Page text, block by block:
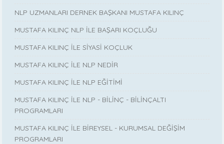
NLP UZMANLARI DERNEK BAŞKANI MUSTAFA KILINÇ
MUSTAFA KILINÇ NLP İLE BAŞARI KOÇLUĞU
MUSTAFA KILINÇ İLE SİYASİ KOÇLUK
MUSTAFA KILINÇ İLE NLP NEDİR
MUSTAFA KILINÇ İLE NLP EĞİTİMİ
MUSTAFA KILINÇ İLE NLP - BİLİNÇ - BİLİNÇALTI
PROGRAMLARI
MUSTAFA KILINÇ İLE BİREYSEL - KURUMSAL DEĞİŞİM
PROGRAMLARI